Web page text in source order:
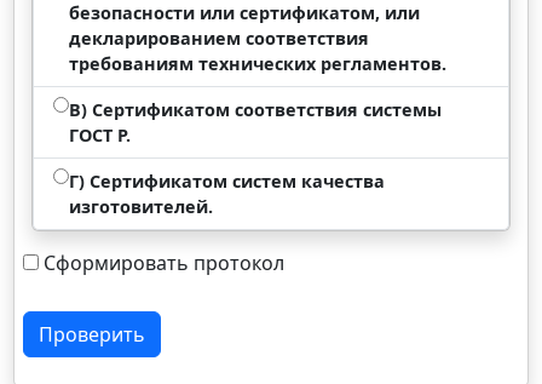
безопасности или сертификатом, или
декларированием соответствия
требованиям технических регламентов.
В) Сертификатом соответствия системы
ГОСТ Р.
Г) Сертификатом систем качества
изготовителей.
Сформировать протокол
Проверить